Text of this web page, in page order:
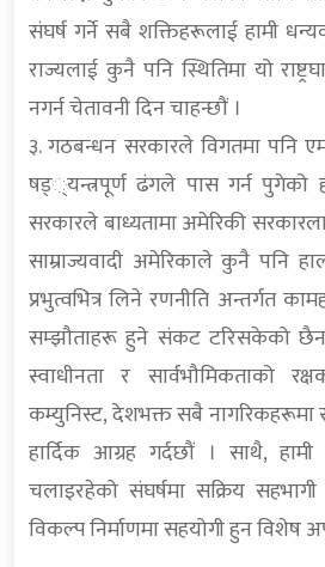
संघर्ष गर्ने सबै शक्तिहरूलाई हामी
राज्यलाई कुनै पनि स्थितिमा यो
नगर्न चेतावनी दिन चाहन्छौं ।
३. गठबन्धन सरकारले विगतमा पनि
षड््यन्त्रपूर्ण ढंगले पास गर्न पुगेको
सरकारले बाध्यतामा अमेरिकी
साम्राज्यवादी अमेरिकाले कुनै पनि
प्रभुत्वभित्र लिने रणनीति अन्तर्गत
सम्झौताहरू हुने संकट टरिसकेको छैन ।
स्वाधीनता र सार्वभौमिकताको
कम्युनिस्ट, देशभक्त सबै
हार्दिक आग्रह गर्दछौं । साथै,
चलाइरहेको संघर्षमा सक्रिय सहभागी
विकल्प निर्माणमा सहयोगी हुन विशेष